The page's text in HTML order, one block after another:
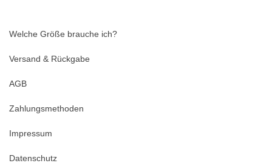
Welche Größe brauche ich?
Versand & Rückgabe
AGB
Zahlungsmethoden
Impressum
Datenschutz